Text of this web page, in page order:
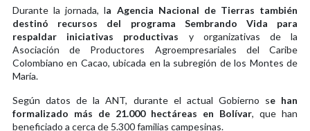
Durante la jornada, la Agencia Nacional de Tierras también
destinó recursos del programa Sembrando Vida para
respaldar iniciativas productivas y organizativas de la
Asociación de Productores Agroempresariales del Caribe
Colombiano en Cacao, ubicada en la subregión de los Montes de
María.
Según datos de la ANT, durante el actual Gobierno se han
formalizado más de 21.000 hectáreas en Bolívar, que han
beneficiado a cerca de 5.300 familias campesinas.